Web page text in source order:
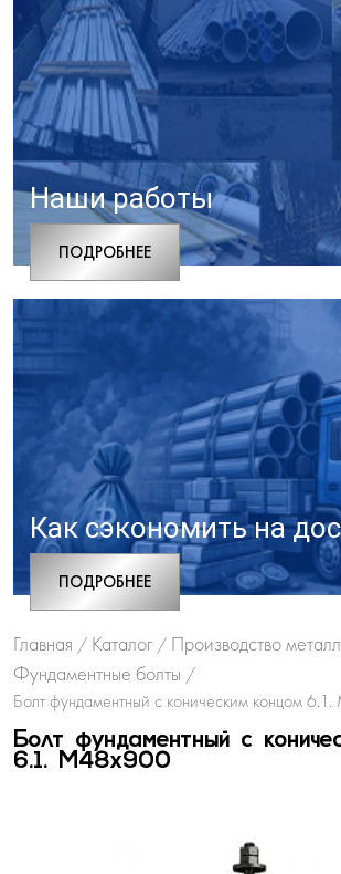
Наши работы
ПОДРОБНЕЕ
Как сэкономить на
ПОДРОБНЕЕ
Главная / Каталог / Производство
Фундаментные болты /
Болт фундаментный с коническим концом
Болт фундаментный с
6.1. М48х900